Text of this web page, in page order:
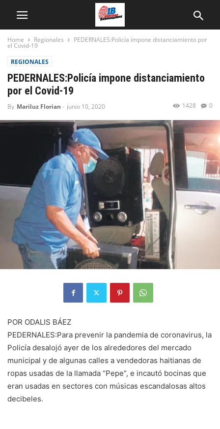
Home Regionales PEDERNALES:Policía impone distanciamiento por
el Covid-19
REGIONALES
PEDERNALES:Policía impone distanciamiento
por el Covid-19
By Mariluz Florian - junio 10, 2020 0
1428
POR ODALIS BÁEZ
PEDERNALES:Para prevenir la pandemia de coronavirus, la
Policía desalojó ayer de los alrede­dores del mercado
munici­pal y de algunas calles a ven­dedoras haitianas de
ropas usadas de la llamada “Pepe”, e incautó bocinas que
eran usadas en sectores con mú­sicas escandalosas altos
de­cibeles.